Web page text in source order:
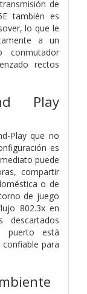
de
también es
lo que le
a un
conmutador
rectos
Play
Play que no
es
puede
compartir
o de
de juego
802.3x en
descartados
puerto está
para